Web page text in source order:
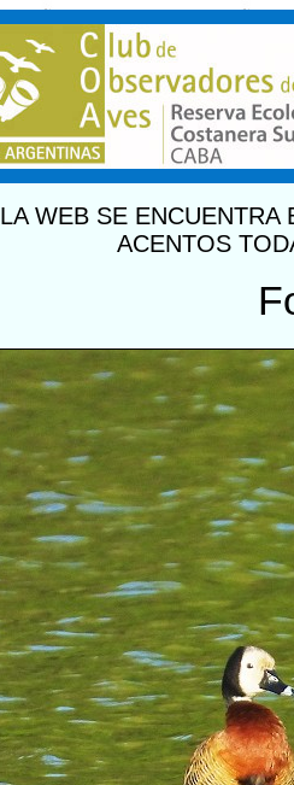
LA WEB SE
ACENTOS